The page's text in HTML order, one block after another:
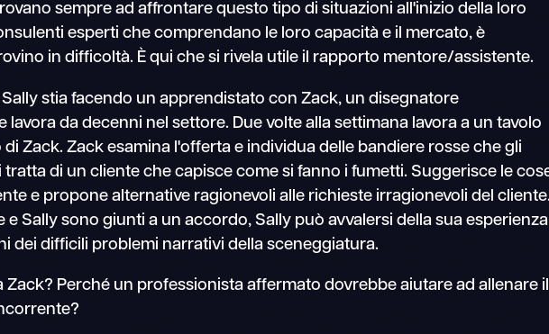
sempre ad affrontare questo tipo di situazioni all'inizio della loro
esperti che comprendano le loro capacità e il mercato, è
in difficoltà. È qui che si rivela utile il rapporto mentore/assistente.
stia facendo un apprendistato con Zack, un disegnatore
lavora da decenni nel settore. Due volte alla settimana lavora a un tavolo
Zack. Zack esamina l'offerta e individua delle bandiere rosse che gli
di un cliente che capisce come si fanno i fumetti. Suggerisce le
e propone alternative ragionevoli alle richieste irragionevoli del
e Sally sono giunti a un accordo, Sally può avvalersi della sua esperienza
dei difficili problemi narrativi della sceneggiatura.
Zack? Perché un professionista affermato dovrebbe aiutare ad allenare il